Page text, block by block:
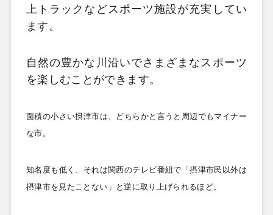
上トラックなどスポーツ施設が充実してい
ます。
自然の豊かな川沿いでさまざまなスポーツ
を楽しむことができます。
面積の小さい摂津市は、どちらかと言うと周辺でもマイナー
な市。
知名度も低く、それは関西のテレビ番組で「摂津市民以外は
摂津市を見たことない」と逆に取り上げられるほど。